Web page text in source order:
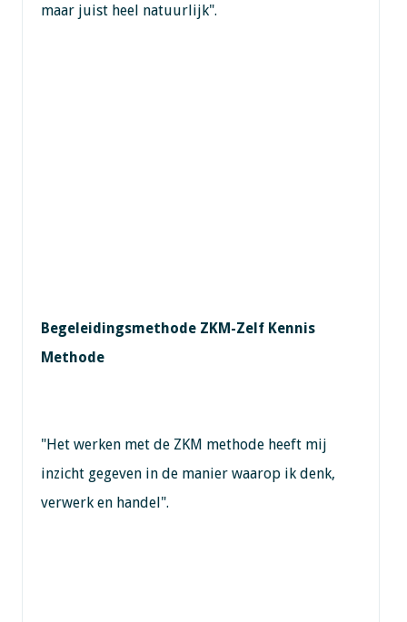
maar juist heel natuurlijk".
Begeleidingsmethode ZKM-Zelf Kennis
Methode
"Het werken met de ZKM methode heeft mij
inzicht gegeven in de manier waarop ik denk,
verwerk en handel".